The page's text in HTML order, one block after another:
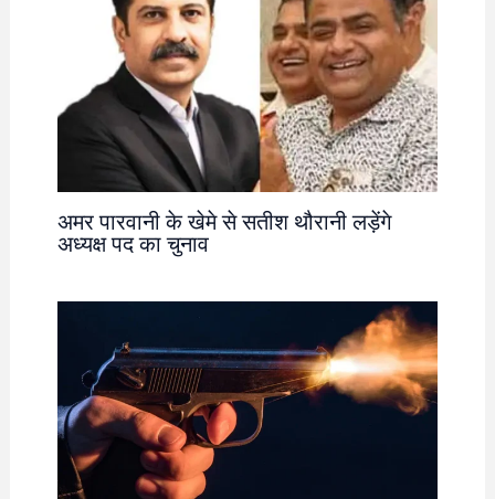
अमर पारवानी के खेमे से सतीश थौरानी लड़ेंगे
अध्यक्ष पद का चुनाव